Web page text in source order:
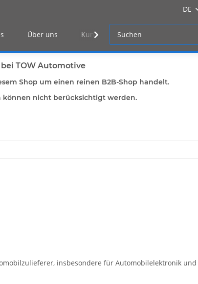
DE
Über uns Kunden Log-in
TOW Automotive
Shop um einen reinen B2B-Shop handelt.
können nicht berücksichtigt werden.
insbesondere für Automobilelektronik